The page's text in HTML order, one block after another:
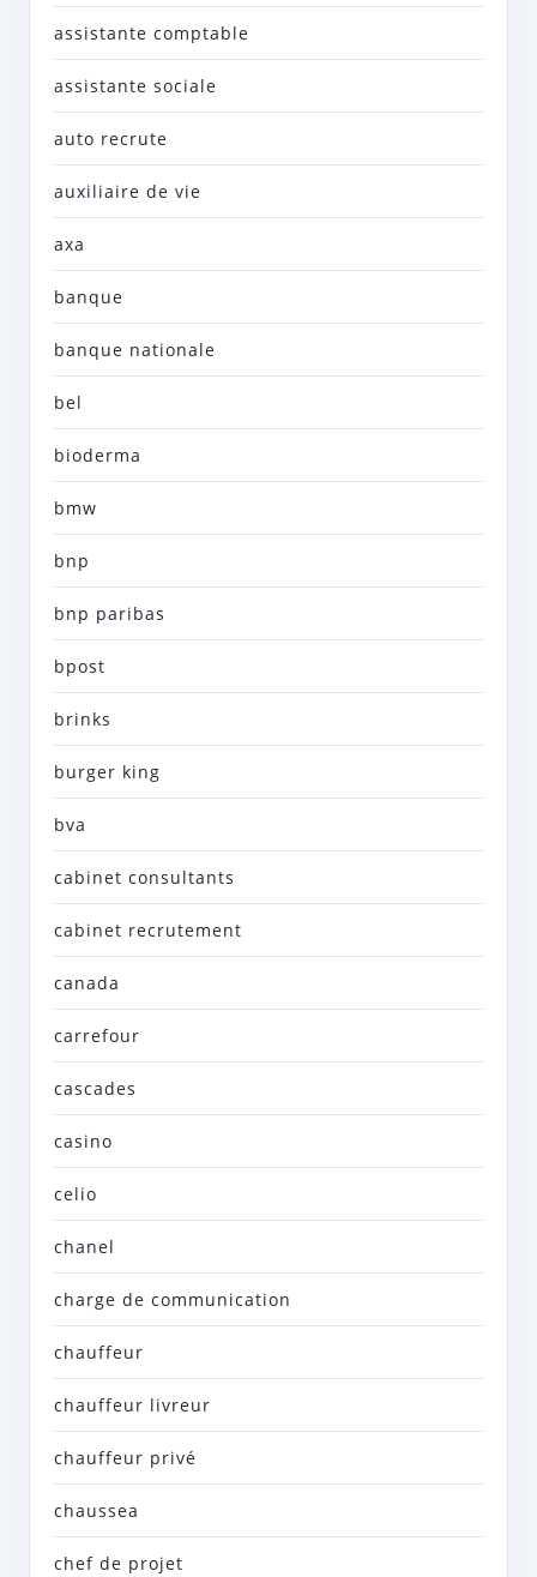
assistante comptable
assistante sociale
auto recrute
auxiliaire de vie
axa
banque
banque nationale
bel
bioderma
bmw
bnp
bnp paribas
bpost
brinks
burger king
bva
cabinet consultants
cabinet recrutement
canada
carrefour
cascades
casino
celio
chanel
charge de communication
chauffeur
chauffeur livreur
chauffeur privé
chaussea
chef de projet